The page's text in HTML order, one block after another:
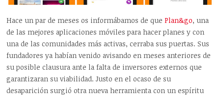
Hace un par de meses os informábamos de quePlan&go, una
de las mejores aplicaciones móviles para hacer planes y con
una de las comunidades más activas, cerraba sus puertas. Sus
fundadores ya habían venido avisando en meses anteriores de
su posible clausura ante la falta de inversores externos que
garantizaran su viabilidad. Justo en el ocaso de su
desaparición surgió otra nueva herramienta con un espíritu